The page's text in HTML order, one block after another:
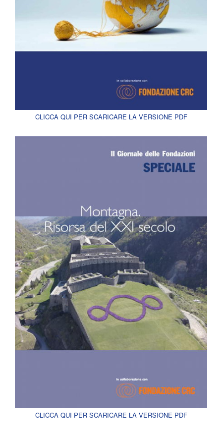
CLICCA QUI PER SCARICARE LA VERSIONE PDF
CLICCA QUI PER SCARICARE LA VERSIONE PDF